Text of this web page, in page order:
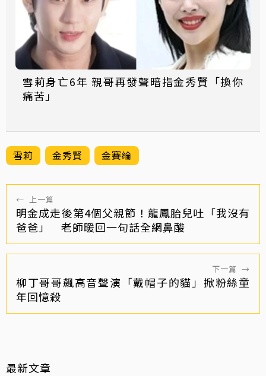
雪莉身亡6年 親哥再發聲暗指金秀賢「換你
痛苦」
雪莉 金秀賢 金賽綸
← 上一篇
明金成走後第4個父親節！龍鳳胎兒吐「我沒有
爸爸」 老師暖回一句話全網鼻酸
下一篇 →
柳丁哥哥飆高音聲演「戴帽子的貓」掀粉絲童
年回憶殺
最新文章